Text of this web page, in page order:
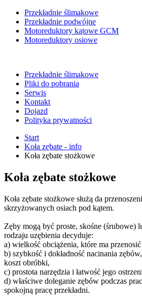
Przekładnie ślimakowe
Przekładnie podwójne
Motoreduktory kątowe GCM
Motoreduktory osiowe
Przekładnie ślimakowe
Pliki do pobrania
Serwis
Kontakt
Dojazd
Polityka prywatności
Start
Koła zębate - info
Koła zębate stożkowe
Koła zębate stożkowe
Koła zębate stożkowe służą da
skrzyżowanych osiach pod kątem.
Zęby mogą być proste, skośne (śrubowe)
rodzaju uzębienia decyduje:
a) wielkość obciążenia, które ma przenosić
b) szybkość i dokładność nacinania
koszt obróbki,
c) prostota narzędzia i łatwość jego
d) właściwe doleganie zębów podczas
spokojną pracę przekładni.